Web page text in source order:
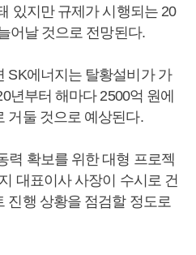
있지만 규제가 시행되는 20
어날 것으로 전망된다.
SK에너지는 탈황설비가 가
년부터 해마다 2500억 원에
거둘 것으로 예상된다.
력 확보를 위한 대형 프로젝
대표이사 사장이 수시로 건
진행 상황을 점검할 정도로